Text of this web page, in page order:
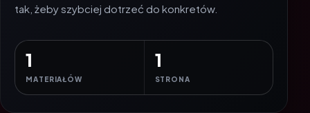
tak, żeby szybciej dotrzeć do konkretów.
1
MATERIAŁÓW
1
STRONA